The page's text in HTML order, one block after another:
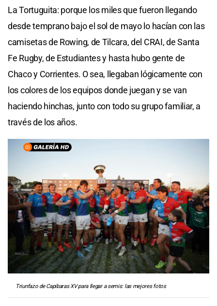
La Tortuguita: porque los miles que fueron llegando
desde temprano bajo el sol de mayo lo hacían con las
camisetas de Rowing, de Tilcara, del CRAI, de Santa
Fe Rugby, de Estudiantes y hasta hubo gente de
Chaco y Corrientes. O sea, llegaban lógicamente con
los colores de los equipos donde juegan y se van
haciendo hinchas, junto con todo su grupo familiar, a
través de los años.
Triunfazo de Capibaras XV para llegar a semis: las mejores fotos